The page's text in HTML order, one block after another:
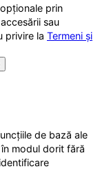
prin
sau
privire la Termeni și
de bază ale
modul dorit fără